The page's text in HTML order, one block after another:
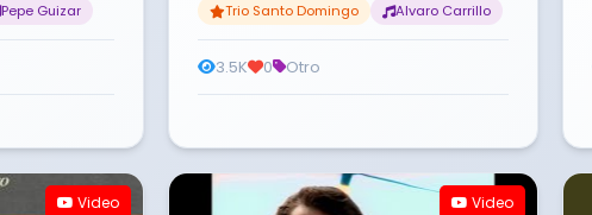
Pepe Guizar
Trio Santo Domingo
Alvaro Carrillo
3.5K 0 Otro
Video Video